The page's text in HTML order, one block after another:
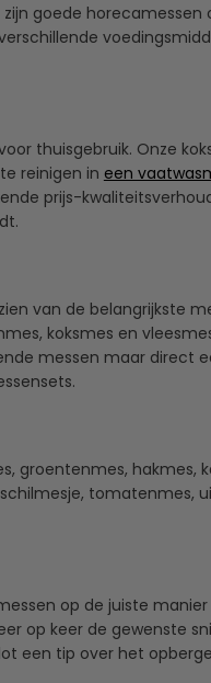
goede horecamessen
thuisgebruik. Onze
reinigen in een
prijs-
van de belangrijkste
koksmes en
messen maar direct
groentenmes, hakmes,
tomatenmes,
op de juiste
op keer de gewenste
een tip over het